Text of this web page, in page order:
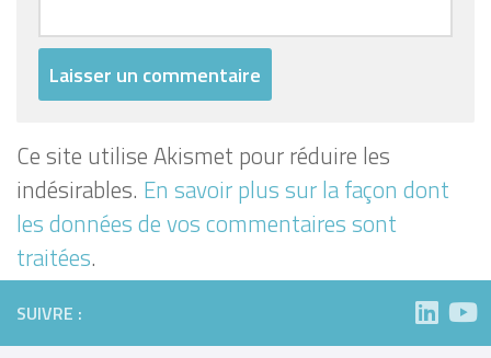
Ce site utilise Akismet pour réduire les
indésirables. En savoir plus sur la façon dont
les données de vos commentaires sont
traitées.
SUIVRE :